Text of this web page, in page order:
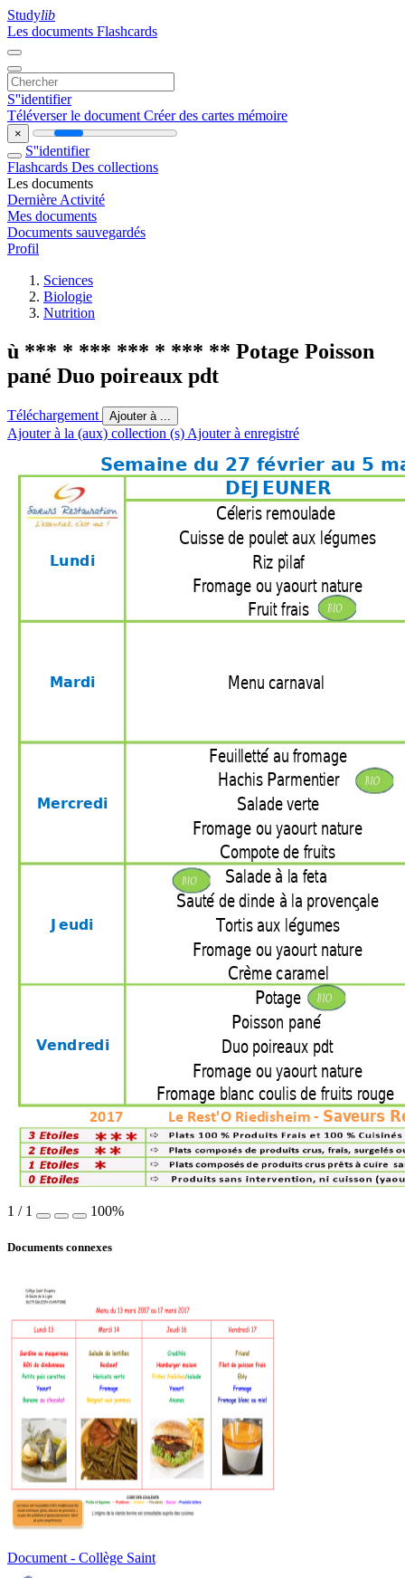
Studylib
Les documents Flashcards
S''identifier
Téléverser le document Créer des cartes mémoire
×
S''identifier
Flashcards Des collections
Les documents
Dernière Activité
Mes documents
Documents sauvegardés
Profil
Sciences
Biologie
Nutrition
ù *** * *** *** * *** ** Potage Poisson
pané Duo poireaux pdt
Téléchargement Ajouter à ...
Ajouter à la (aux) collection (s) Ajouter à enregistré
2017
Vendredi
Potage
Poisson pané
Duo poireaux pdt
Fromage ou yaourt nature
Fromage blanc coulis de fruits rouge
Jeudi
Salade à la feta
Sauté de dinde à la provençale
Tortis aux légumes
Fromage ou yaourt nature
Crème caramel
Feuilletté au fromage
Hachis Parmentier
Salade verte
Fromage ou yaourt nature
Compote de fruits
Le Rest'O Riedisheim - Saveurs
      Semaine du 27 fév
rier au 5
DEJEUNER
Lundi
Céleris remoulade
Cuisse de poulet aux légumes
Riz pilaf
Fromage ou yaourt nature
Fruit frais
Mardi Menu carnaval
Mercredi
1 / 1 100%
Documents connexes
Document - Collège Saint